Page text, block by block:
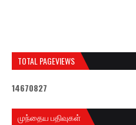
TOTAL PAGEVIEWS
14670827
முந்தைய பதிவுகள்